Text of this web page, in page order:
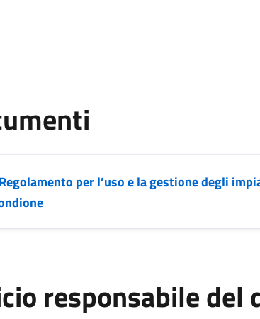
Regolamento per l’uso e la gestione degli
responsabile del